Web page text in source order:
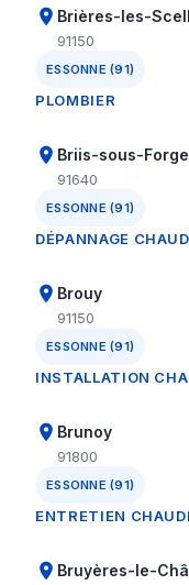
Brières-les-
91150
ESSONNE (91)
PLOMBIER
Briis-sous-
91640
ESSONNE (91)
DÉPANNAGE
Brouy
91150
ESSONNE (91)
INSTALLATION
Brunoy
91800
ESSONNE (91)
ENTRETIEN
Bruyères-le-